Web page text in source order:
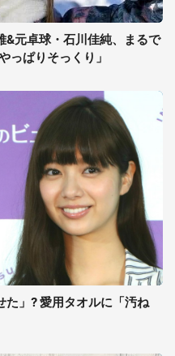
&元卓球・石川佳純、まるで
っぱりそっくり」
」? 愛用タオルに「汚ね